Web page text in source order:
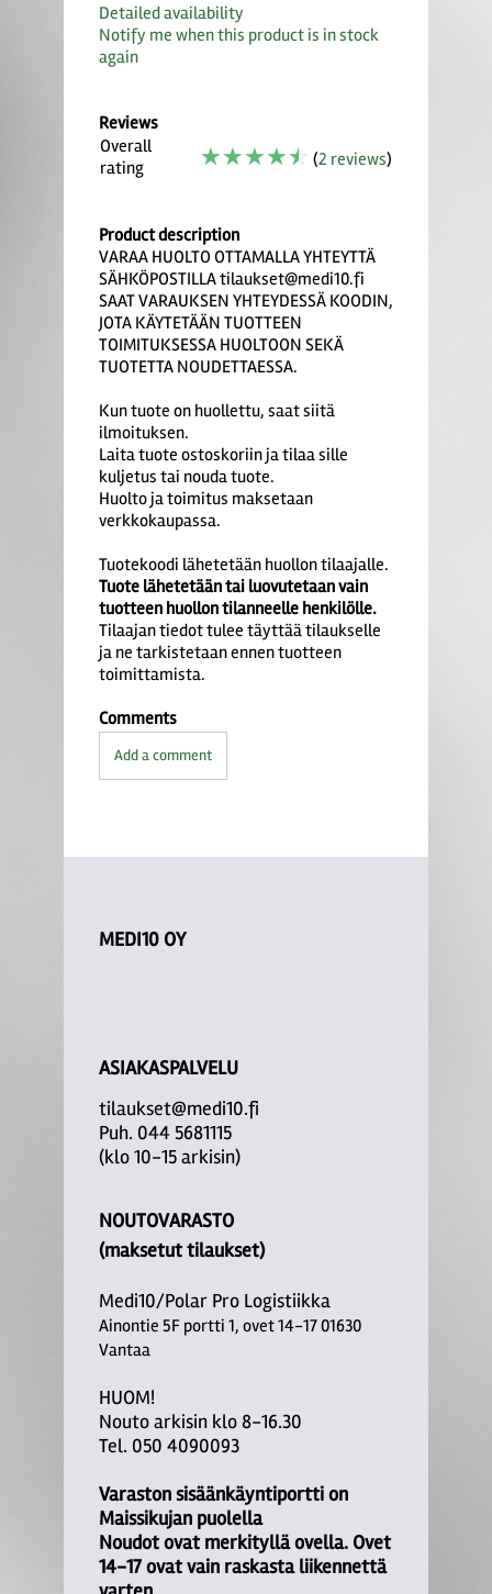
Detailed availability
Notify me when this product is in stock
again
Reviews
Overall
rating
☆☆☆☆☆ (2 reviews)
Product description
VARAA HUOLTO OTTAMALLA YHTEYTTÄ
SÄHKÖPOSTILLA tilaukset@medi10.fi
SAAT VARAUKSEN YHTEYDESSÄ KOODIN,
JOTA KÄYTETÄÄN TUOTTEEN
TOIMITUKSESSA HUOLTOON SEKÄ
TUOTETTA NOUDETTAESSA.
Kun tuote on huollettu, saat siitä
ilmoituksen.
Laita tuote ostoskoriin ja tilaa sille
kuljetus tai nouda tuote.
Huolto ja toimitus maksetaan
verkkokaupassa.
Tuotekoodi lähetetään huollon tilaajalle.
Tuote lähetetään tai luovutetaan vain
tuotteen huollon tilanneelle henkilölle.
Tilaajan tiedot tulee täyttää tilaukselle
ja ne tarkistetaan ennen tuotteen
toimittamista.
Comments
Add a comment
MEDI10 OY
ASIAKASPALVELU
tilaukset@medi10.fi
Puh. 044 5681115
(klo 10-15 arkisin)
NOUTOVARASTO
(maksetut tilaukset)
Medi10/Polar Pro Logistiikka
Ainontie 5F portti 1, ovet 14-17 01630
Vantaa
HUOM!
Nouto arkisin klo 8-16.30
Tel. 050 4090093
Varaston sisäänkäyntiportti on
Maissikujan puolella
Noudot ovat merkityllä ovella. Ovet
14-17 ovat vain raskasta liikennettä